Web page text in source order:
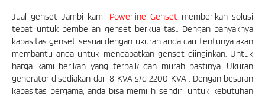
Jual genset Jambi kami Powerline Gensetmemberikan solusi
tepat untuk pembelian genset berkualitas.. Dengan banyaknya
kapasitas genset sesuai dengan ukuran anda cari tentunya akan
membantu anda untuk mendapatkan genset diinginkan. Untuk
harga kami berikan yang terbaik dan murah pastinya. Ukuran
generator disediakan dari 8 KVA s/d 2200 KVA . Dengan besaran
kapasitas bergama, anda bisa memilih sendiri untuk kebutuhan